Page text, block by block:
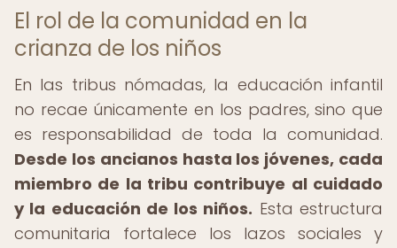
El rol de la comunidad en la
crianza de los niños
En las tribus nómadas, la educación infantil
no recae únicamente en los padres, sino que
es responsabilidad de toda la comunidad.
Desde los ancianos hasta los jóvenes, cada
miembro de la tribu contribuye al cuidado
y la educación de los niños. Esta estructura
comunitaria fortalece los lazos sociales y